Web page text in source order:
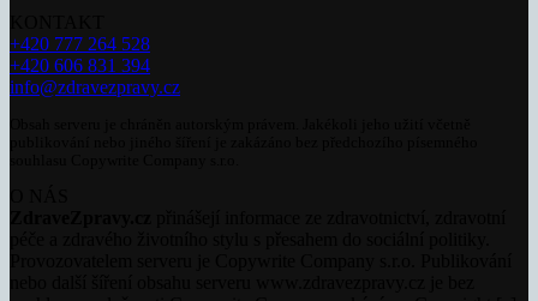
+420 777 264 528
+420 606 831 394
info@zdravezpravy.cz